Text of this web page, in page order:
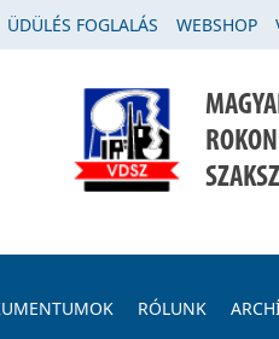
ÜDÜLÉS FOGLALÁS WEBSHOP
RÓLUNK